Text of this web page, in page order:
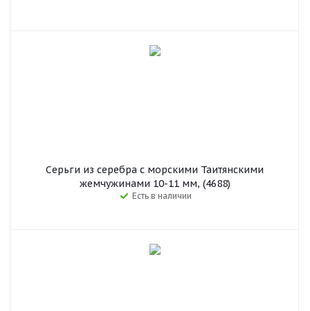
Серьги из серебра c морскими Таитянскими
жемчужинами 10-11 мм, (4688)
Есть в наличии